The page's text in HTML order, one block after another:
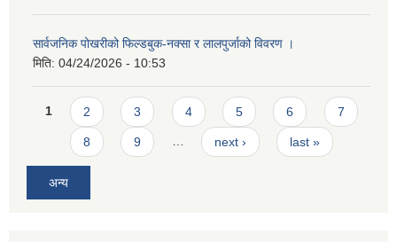
सार्वजनिक पोखरीको फिल्डबुक-नक्सा र लालपुर्जाको विवरण ।
मिति: 04/24/2026 - 10:53
Pages
1 2 3 4 5 6 7
8 9 … next › last »
अन्य